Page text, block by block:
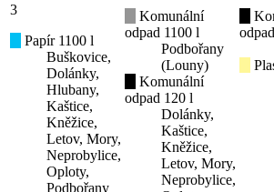
3
Papír 1100 l
Buškovice,
Dolánky,
Hlubany,
Kaštice,
Kněžice,
Letov, Mory,
Neprobylice,
Oploty,
Podbořany
Komunální
odpad 1100 l
Podbořany
(Louny)
Komunální
odpad 120 l
Dolánky,
Kaštice,
Kněžice,
Letov, Mory,
Neprobylice,